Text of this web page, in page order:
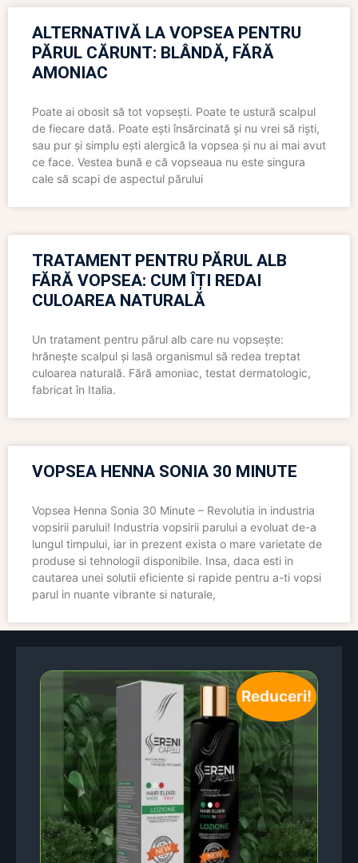
ALTERNATIVĂ LA VOPSEA PENTRU
PĂRUL CĂRUNT: BLÂNDĂ, FĂRĂ
AMONIAC
Poate ai obosit să tot vopsești. Poate te ustură scalpul
de fiecare dată. Poate ești însărcinată și nu vrei să riști,
sau pur și simplu ești alergică la vopsea și nu ai mai avut
ce face. Vestea bună e că vopseaua nu este singura
cale să scapi de aspectul părului
TRATAMENT PENTRU PĂRUL ALB
FĂRĂ VOPSEA: CUM ÎȚI REDAI
CULOAREA NATURALĂ
Un tratament pentru părul alb care nu vopsește:
hrănește scalpul și lasă organismul să redea treptat
culoarea naturală. Fără amoniac, testat dermatologic,
fabricat în Italia.
VOPSEA HENNA SONIA 30 MINUTE
Vopsea Henna Sonia 30 Minute – Revolutia in industria
vopsirii parului! Industria vopsirii parului a evoluat de-a
lungul timpului, iar in prezent exista o mare varietate de
produse si tehnologii disponibile. Insa, daca esti in
cautarea unei solutii eficiente si rapide pentru a-ti vopsi
parul in nuante vibrante si naturale,
Reduceri!